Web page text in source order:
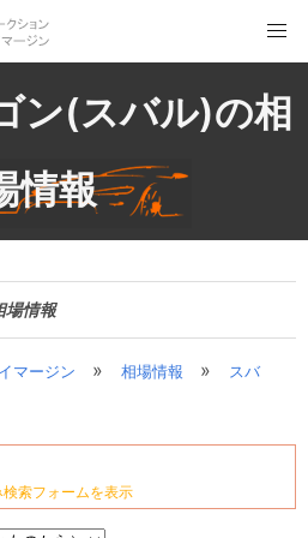
ン(スバル)の相
情報
場情報
マージン » 相場情報 »
スバ
索フォームを表示